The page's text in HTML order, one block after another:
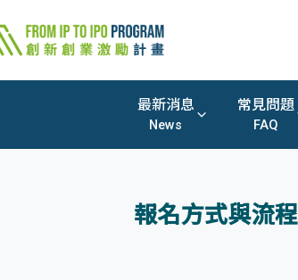
最新消息
News
常見問題
FAQ
報名方式與流程